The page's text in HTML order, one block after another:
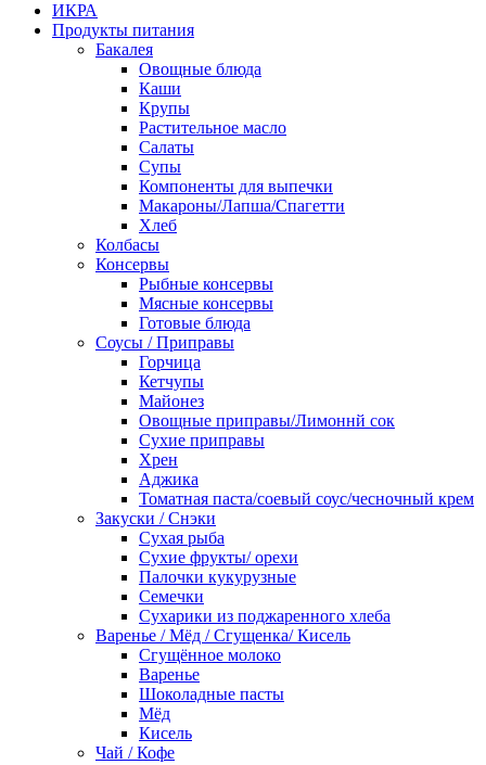
ИКРА
Продукты питания
Бакалея
Овощные блюда
Каши
Крупы
Растительное масло
Салаты
Супы
Компоненты для выпечки
Макароны/Лапша/Спагетти
Хлеб
Колбасы
Консервы
Рыбные консервы
Мясные консервы
Готовые блюда
Соусы / Приправы
Горчица
Кетчупы
Майонез
Овощные приправы/Лимоннй сок
Сухие приправы
Хрен
Аджика
Томатная паста/соевый соус/чесночный крем
Закуски / Снэки
Сухая рыба
Сухие фрукты/ орехи
Палочки кукурузные
Семечки
Сухарики из поджаренного хлеба
Варенье / Мёд / Сгущенка/ Кисель
Сгущённое молоко
Варенье
Шоколадные пасты
Мёд
Кисель
Чай / Кофе